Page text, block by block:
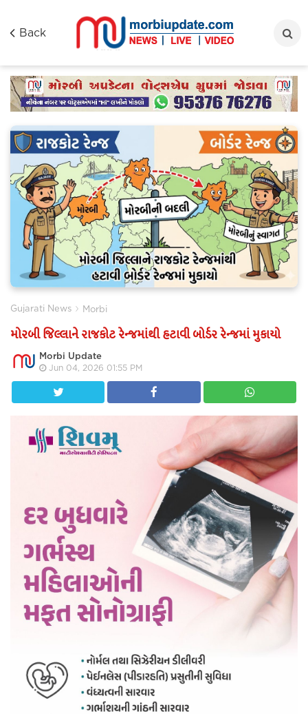
Back
Gujarati News › Morbi
મોરબી જિલ્લાને રાજકોટ રેન્જમાંથી હટાવી બોર્ડર રેન્જમાં મુકાયો
Morbi Update
Jun 04, 2026 01:55 PM